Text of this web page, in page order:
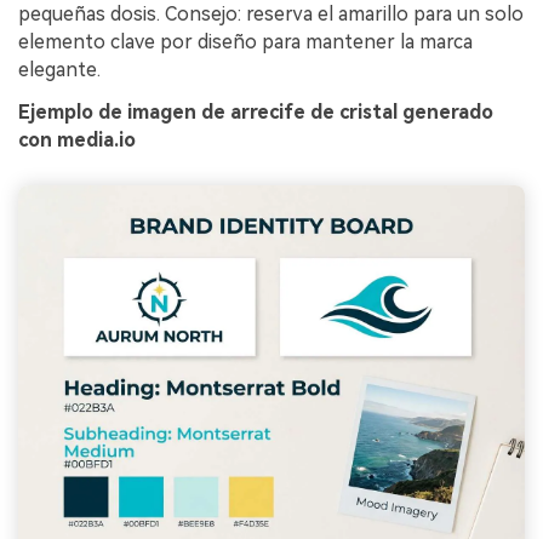
pequeñas dosis. Consejo: reserva el amarillo para un solo
elemento clave por diseño para mantener la marca
elegante.
Ejemplo de imagen de arrecife de cristal generado
con media.io